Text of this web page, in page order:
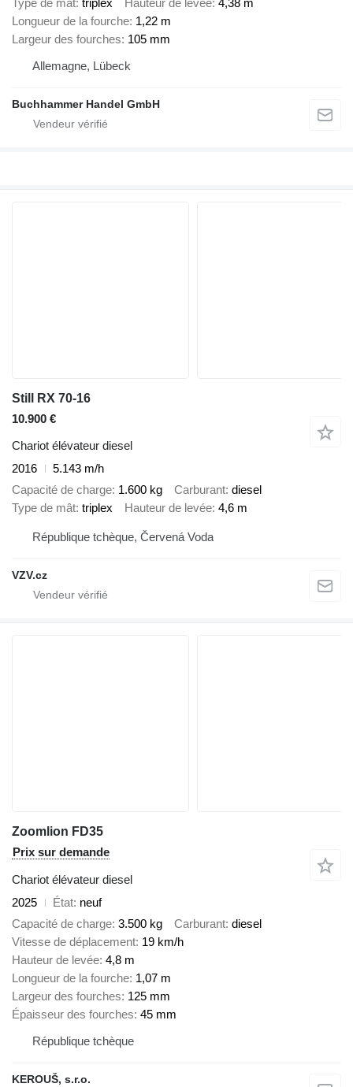
Type de mât triplex Hauteur de levée 4,38 m
Longueur de la fourche 1,22 m
Largeur des fourches 105 mm
Allemagne, Lübeck
Buchhammer Handel GmbH
Still RX 70-16
10.900 €
Chariot élévateur diesel
2016
5.143 m/h
Capacité de charge 1.600 kg Carburant diesel
Type de mât triplex Hauteur de levée 4,6 m
République tchèque, Červená Voda
VZV.cz
Zoomlion FD35
Prix sur demande
Chariot élévateur diesel
2025
État neuf
Capacité de charge 3.500 kg Carburant diesel
Vitesse de déplacement 19 km/h
Hauteur de levée 4,8 m
Longueur de la fourche 1,07 m
Largeur des fourches 125 mm
Épaisseur des fourches 45 mm
République tchèque
KEROUŠ, s.r.o.